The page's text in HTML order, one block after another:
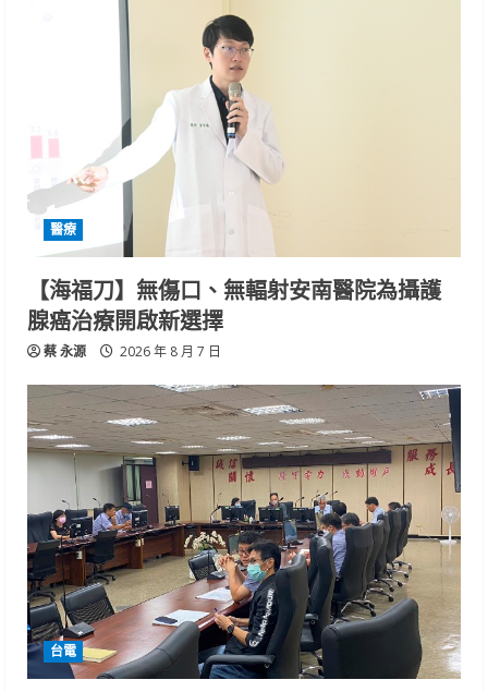
醫療
【海福刀】無傷口、無輻射安南醫院為攝護
腺癌治療開啟新選擇
蔡 永源 2026 年 8 月 7 日
台電